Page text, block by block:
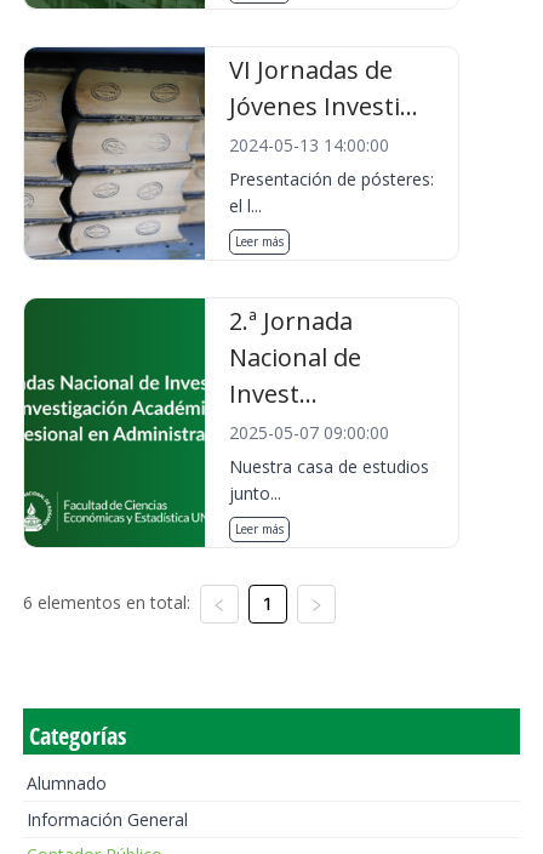
VI Jornadas de
Jóvenes Investi...
2024-05-13 14:00:00
Presentación de pósteres:
el l...
Leer más
2.ª Jornada
Nacional de
Invest...
2025-05-07 09:00:00
Nuestra casa de estudios
junto...
Leer más
6 elementos en total: 1
Categorías
Alumnado
Información General